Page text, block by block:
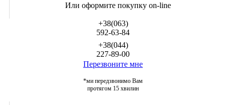
Или оформите покупку on-line
+38(063)
592-63-84
+38(044)
227-89-00
Перезвоните мне
*ми передзвонимо Вам
протягом 15 хвилин